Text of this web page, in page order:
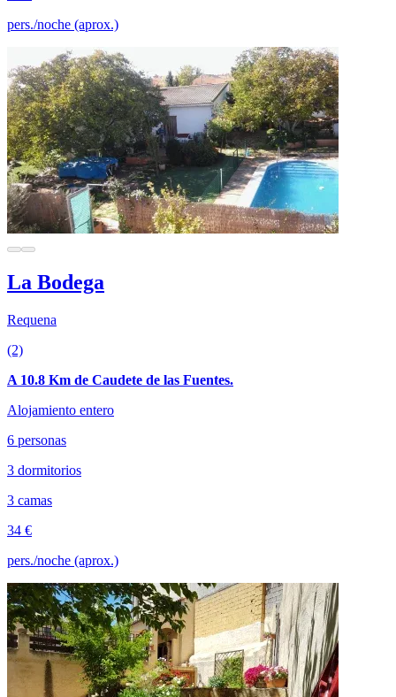
pers./noche (aprox.)
La Bodega
Requena
(2)
A 10.8 Km de Caudete de las Fuentes.
Alojamiento entero
6 personas
3 dormitorios
3 camas
34 €
pers./noche (aprox.)